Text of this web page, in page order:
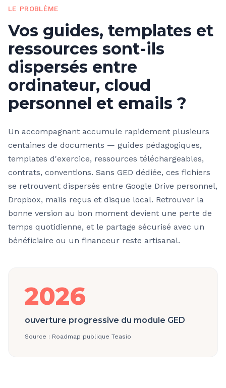
LE PROBLÈME
Vos guides, templates et
ressources sont-ils
dispersés entre
ordinateur, cloud
personnel et emails ?
Un accompagnant accumule rapidement plusieurs
centaines de documents — guides pédagogiques,
templates d'exercice, ressources téléchargeables,
contrats, conventions. Sans GED dédiée, ces fichiers
se retrouvent dispersés entre Google Drive personnel,
Dropbox, mails reçus et disque local. Retrouver la
bonne version au bon moment devient une perte de
temps quotidienne, et le partage sécurisé avec un
bénéficiaire ou un financeur reste artisanal.
2026
ouverture progressive du module GED
Source : Roadmap publique Teasio